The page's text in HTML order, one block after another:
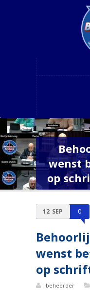
wenst
op
12 SEP 0
wenst
op
beheerder